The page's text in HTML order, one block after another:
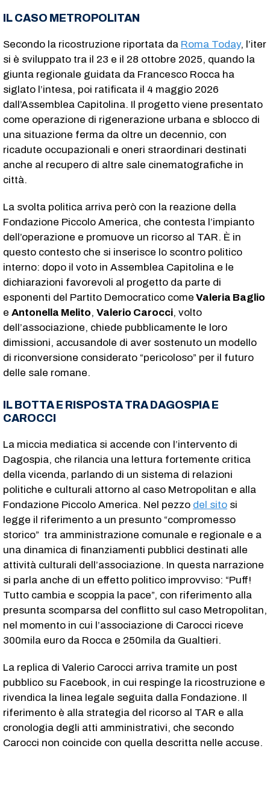
IL CASO METROPOLITAN
Secondo la ricostruzione riportata da Roma Today, l’iter
si è sviluppato tra il 23 e il 28 ottobre 2025, quando la
giunta regionale guidata da Francesco Rocca ha
siglato l’intesa, poi ratificata il 4 maggio 2026
dall’Assemblea Capitolina. Il progetto viene presentato
come operazione di rigenerazione urbana e sblocco di
una situazione ferma da oltre un decennio, con
ricadute occupazionali e oneri straordinari destinati
anche al recupero di altre sale cinematografiche in
città.
La svolta politica arriva però con la reazione della
Fondazione Piccolo America, che contesta l’impianto
dell’operazione e promuove un ricorso al TAR. È in
questo contesto che si inserisce lo scontro politico
interno: dopo il voto in Assemblea Capitolina e le
dichiarazioni favorevoli al progetto da parte di
esponenti del Partito Democratico come Valeria Baglio
e Antonella Melito, Valerio Carocci, volto
dell’associazione, chiede pubblicamente le loro
dimissioni, accusandole di aver sostenuto un modello
di riconversione considerato “pericoloso” per il futuro
delle sale romane.
IL BOTTA E RISPOSTA TRA DAGOSPIA E
CAROCCI
La miccia mediatica si accende con l’intervento di
Dagospia, che rilancia una lettura fortemente critica
della vicenda, parlando di un sistema di relazioni
politiche e culturali attorno al caso Metropolitan e alla
Fondazione Piccolo America. Nel pezzo del sito si
legge il riferimento a un presunto “compromesso
storico” tra amministrazione comunale e regionale e a
una dinamica di finanziamenti pubblici destinati alle
attività culturali dell’associazione. In questa narrazione
si parla anche di un effetto politico improvviso: “Puff!
Tutto cambia e scoppia la pace”, con riferimento alla
presunta scomparsa del conflitto sul caso Metropolitan,
nel momento in cui l’associazione di Carocci riceve
300mila euro da Rocca e 250mila da Gualtieri.
La replica di Valerio Carocci arriva tramite un post
pubblico su Facebook, in cui respinge la ricostruzione e
rivendica la linea legale seguita dalla Fondazione. Il
riferimento è alla strategia del ricorso al TAR e alla
cronologia degli atti amministrativi, che secondo
Carocci non coincide con quella descritta nelle accuse.